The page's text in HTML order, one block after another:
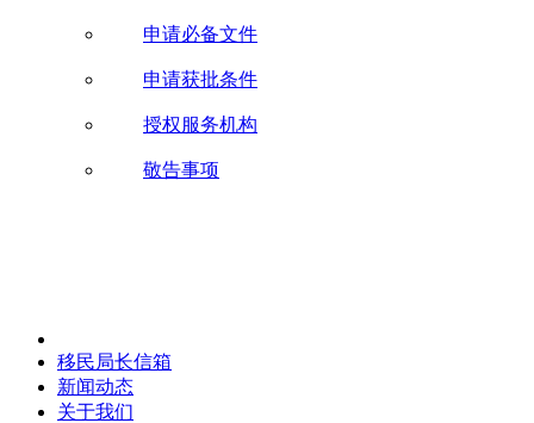
申请必备文件
申请获批条件
授权服务机构
敬告事项
移民局长信箱
新闻动态
关于我们